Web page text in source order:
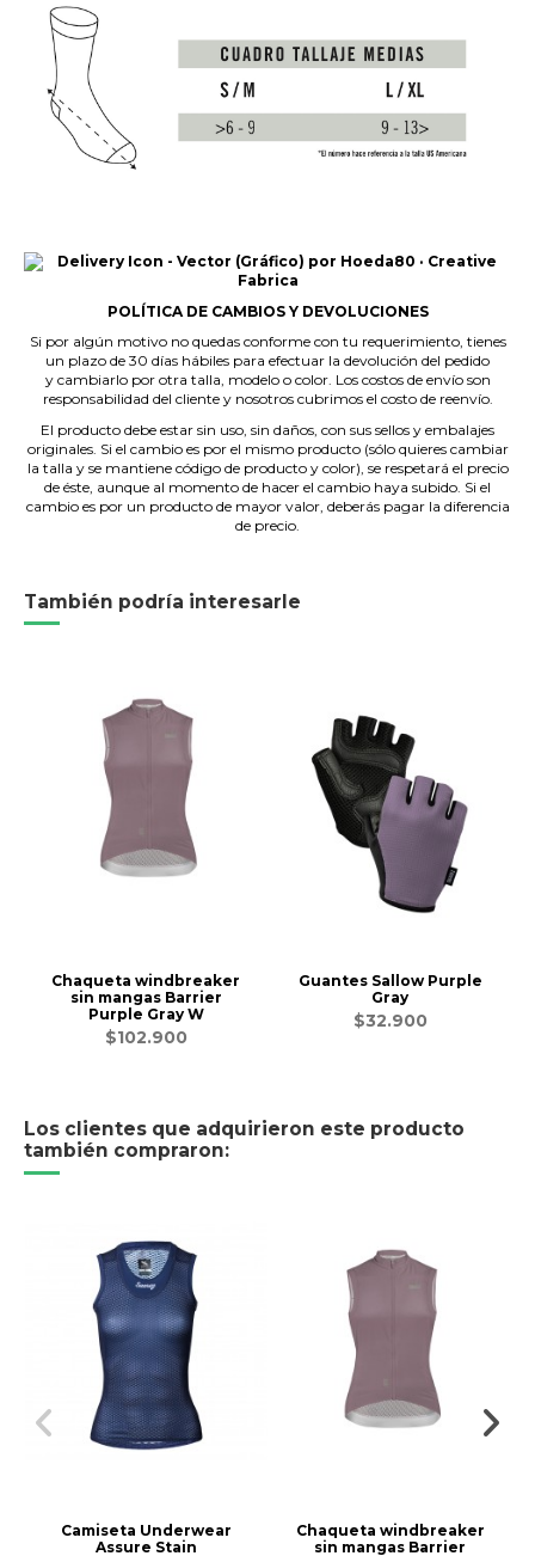
POLÍTICA DE CAMBIOS Y DEVOLUCIONES
Si por algún motivo no quedas conforme con tu requerimiento, tienes
un plazo de 30 días hábiles para efectuar la devolución del pedido
y cambiarlo por otra talla, modelo o color. Los costos de envío son
responsabilidad del cliente y nosotros cubrimos el costo de reenvío.
El producto debe estar sin uso, sin daños, con sus sellos y embalajes
originales. Si el cambio es por el mismo producto (sólo quieres cambiar
la talla y se mantiene código de producto y color), se respetará el precio
de éste, aunque al momento de hacer el cambio haya subido. Si el
cambio es por un producto de mayor valor, deberás pagar la diferencia
de precio.
También podría interesarle
Chaqueta windbreaker
sin mangas Barrier
Purple Gray W
$102.900
Guantes Sallow Purple
Gray
$32.900
Los clientes que adquirieron este producto
también compraron:
Camiseta Underwear
Assure Stain
Chaqueta windbreaker
sin mangas Barrier